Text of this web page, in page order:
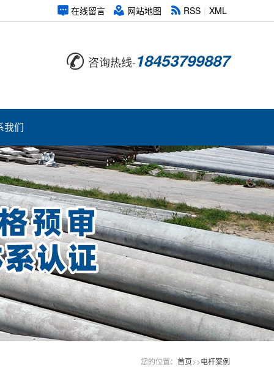
在线留言 网站地图 RSS XML
咨询热线-18453799887
我们
您的位置： 首页>>电杆案例